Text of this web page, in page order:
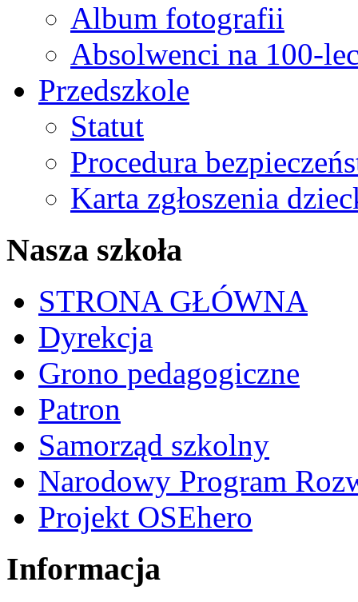
Album fotografii
Absolwenci na 100-
Przedszkole
Statut
Procedura
Karta zgłoszenia
Nasza szkoła
STRONA GŁÓWNA
Dyrekcja
Grono pedagogiczne
Patron
Samorząd szkolny
Narodowy Program
Projekt OSEhero
Informacja